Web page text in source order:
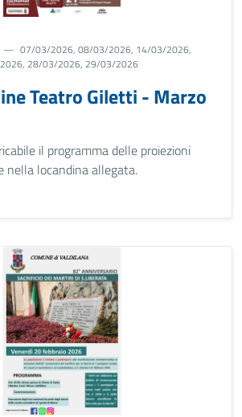
07/03/2026, 08/03/2026, 14/03/2026,
28/03/2026, 29/03/2026
Teatro Giletti - Marzo
il programma delle proiezioni
nella locandina allegata.